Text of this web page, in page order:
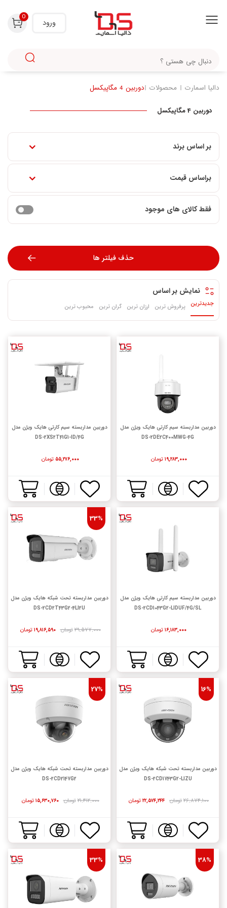
ورود
0
دالیا اسمارت محصولات دوربین 4 مگاپیکسل
دوربین 4 مگاپیکسل
بر اساس برند
براساس قیمت
فقط کالای های موجود
حذف فیلتر ها
نمایش بر اساس
جدیدترین پرفروش ترین ارزان ترین گران ترین محبوب ترین
دوربین مداربسته سیم کارتی هایک ویژن مدل
DS-2DE2C400MWG-4G
۱۹,۲۸۳,۰۰۰ تومان
دوربین مداربسته سیم کارتی هایک ویژن مدل
DS-2XS2T41G1-ID/4G
۵۵,۲۷۶,۰۰۰ تومان
دوربین مداربسته سیم کارتی هایک ویژن مدل
DS-2CD1043G2-LIDUF/4G/SL
۱۶,۱۸۳,۰۰۰ تومان
33%
دوربین مداربسته تحت شبکه هایک ویژن مدل
DS-2CD2T43G2-4LI2U
۲۹,۵۷۷,۰۰۰تومان ۱۹,۸۱۶,۵۹۰ تومان
16%
دوربین مداربسته تحت شبکه هایک ویژن مدل
DS-2CD1743G2-LIZU
۲۶,۸۷۴,۱۰۰تومان ۲۲,۵۷۴,۲۴۴ تومان
27%
دوربین مداربسته تحت شبکه هایک ویژن مدل
DS-2CD2147G2
۲۱,۴۱۲,۰۰۰تومان ۱۵,۶۳۰,۷۶۰ تومان
38%
33%